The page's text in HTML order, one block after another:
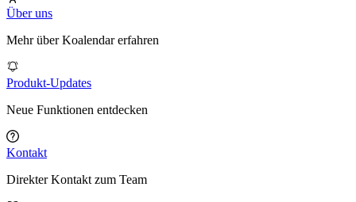
Über uns
Mehr über Koalendar erfahren
Produkt-Updates
Neue Funktionen entdecken
Kontakt
Direkter Kontakt zum Team